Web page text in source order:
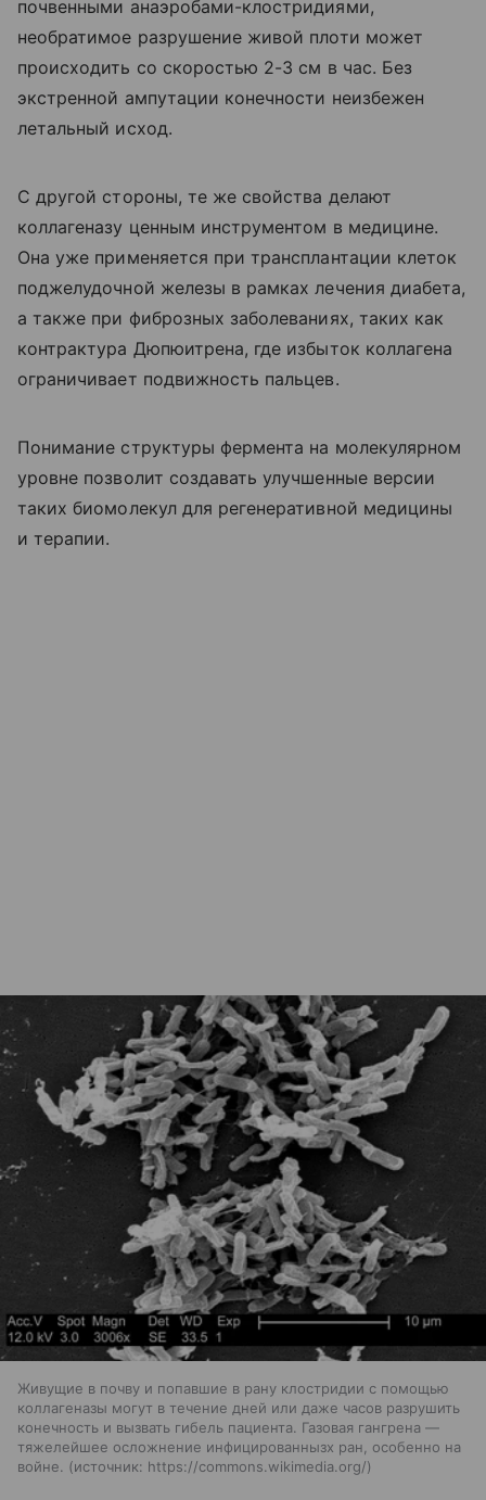
почвенными анаэробами-клостридиями,
необратимое разрушение живой плоти может
происходить со скоростью 2-3 см в час. Без
экстренной ампутации конечности неизбежен
летальный исход.
С другой стороны, те же свойства делают
коллагеназу ценным инструментом в медицине.
Она уже применяется при трансплантации клеток
поджелудочной железы в рамках лечения диабета,
а также при фиброзных заболеваниях, таких как
контрактура Дюпюитрена, где избыток коллагена
ограничивает подвижность пальцев.
Понимание структуры фермента на молекулярном
уровне позволит создавать улучшенные версии
таких биомолекул для регенеративной медицины
и терапии.
Живущие в почву и попавшие в рану клостридии с помощью
коллагеназы могут в течение дней или даже часов разрушить
конечность и вызвать гибель пациента. Газовая гангрена —
тяжелейшее осложнение инфицированнызх ран, особенно на
войне.
источник: https://commons.wikimedia.org/